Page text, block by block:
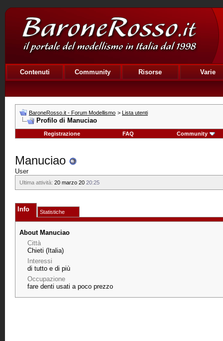
Contenuti Community Risorse Varie
BaroneRosso.it - Forum Modellismo > Lista utenti
Profilo di Manuciao
Registrazione FAQ Community
Manuciao
User
Ultima attività: 20 marzo 20 20:25
Info Statistiche
About Manuciao
Città
Chieti (Italia)
Interessi
di tutto e di più
Occupazione
fare denti usati a poco prezzo